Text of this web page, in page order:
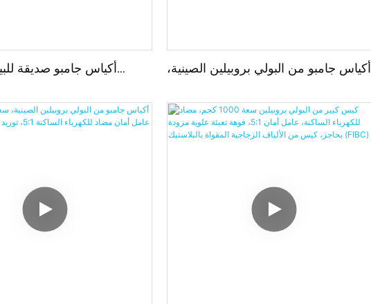
أكياس جامبو صديقة
بلاستيك البولي بروبيلين
لإعادة التدوير، مضادة
أكياس جامبو من البولي بروبيلين الصينية،